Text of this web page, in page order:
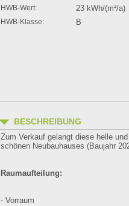
HWB-Wert: 23 kWh/(m²/a)
HWB-Klasse: B
BESCHREIBUNG
Zum Verkauf gelangt diese helle
schönen Neubauhauses (Baujahr
Raumaufteilung:
- Vorraum